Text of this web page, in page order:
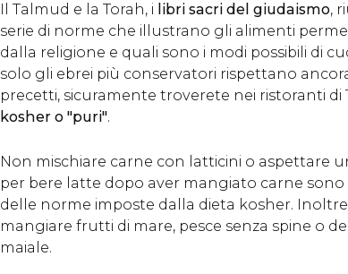
Il Talmud e la Torah, i libri sacri del giudaismo,
serie di norme che illustrano gli alimenti
dalla religione e quali sono i modi possibili di
solo gli ebrei più conservatori rispettano
precetti, sicuramente troverete nei ristoranti di
kosher o "puri".
Non mischiare carne con latticini o aspettare
per bere latte dopo aver mangiato carne
delle norme imposte dalla dieta kosher.
mangiare frutti di mare, pesce senza spine o
maiale.